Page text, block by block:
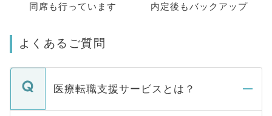
同席も行っています
内定後もバックアップ
よくあるご質問
医療転職支援サービスとは？